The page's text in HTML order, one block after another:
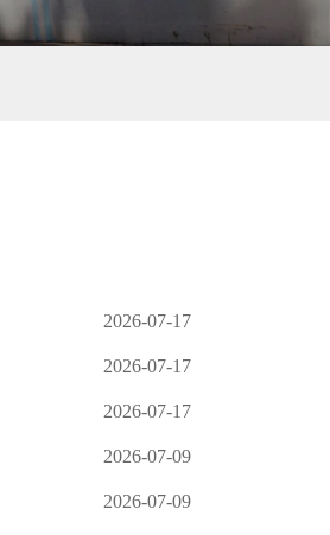
2026-07-17
2026-07-17
2026-07-17
2026-07-09
2026-07-09